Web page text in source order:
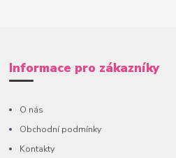
Informace pro zákazníky
O nás
Obchodní podmínky
Kontakty